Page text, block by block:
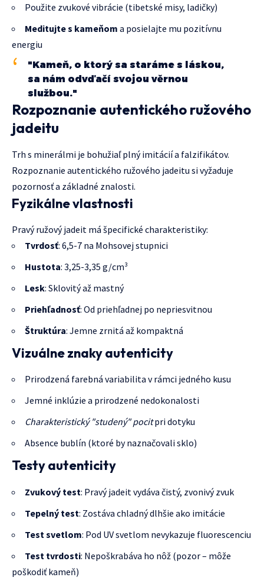
Použite zvukové vibrácie (tibetské misy, ladičky)
Meditujte s kameňom a posielajte mu pozitívnu
energiu
"Kameň, o ktorý sa staráme s láskou,
sa nám odvďačí svojou věrnou
službou."
Rozpoznanie autentického ružového
jadeitu
Trh s minerálmi je bohužiaľ plný imitácií a falzifikátov.
Rozpoznanie autentického ružového jadeitu si vyžaduje
pozornosť a základné znalosti.
Fyzikálne vlastnosti
Pravý ružový jadeit má špecifické charakteristiky:
Tvrdosť: 6,5-7 na Mohsovej stupnici
Hustota: 3,25-3,35 g/cm³
Lesk: Sklovitý až mastný
Priehľadnosť: Od priehľadnej po nepriesvitnou
Štruktúra: Jemne zrnitá až kompaktná
Vizuálne znaky autenticity
Prirodzená farebná variabilita v rámci jedného kusu
Jemné inklúzie a prirodzené nedokonalosti
Charakteristický "studený" pocitpri dotyku
Absence bublín (ktoré by naznačovali sklo)
Testy autenticity
Zvukový test: Pravý jadeit vydáva čistý, zvonivý zvuk
Tepelný test: Zostáva chladný dlhšie ako imitácie
Test svetlom: Pod UV svetlom nevykazuje fluorescenciu
Test tvrdosti: Nepoškrabáva ho nôž (pozor – môže
poškodiť kameň)